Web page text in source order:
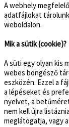
A webhely
adatfájlokat
weboldalon.
Mik a sütik (cookie)?
A süti egy olyan kis
webes böngésző
eszközén. Ezzel a
a lépéseket és
nyelvet, a
nem kell újra
meglátogatja, vagy